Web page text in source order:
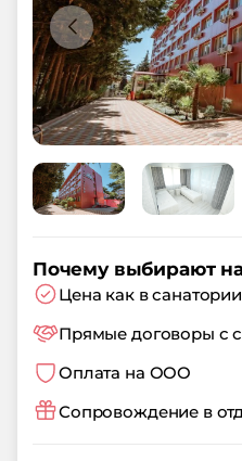
Почему выбирают
Цена как в санатории
Прямые договоры с
Оплата на ООО
Сопровождение в